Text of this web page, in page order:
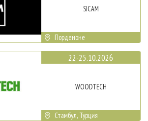
SICAM
Порденоне
22-25.10.2026
WOODTECH
Стамбул, Турция